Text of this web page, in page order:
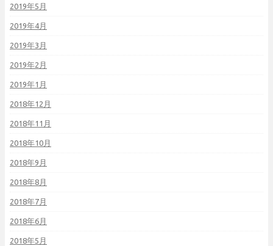
2019年5月
2019年4月
2019年3月
2019年2月
2019年1月
2018年12月
2018年11月
2018年10月
2018年9月
2018年8月
2018年7月
2018年6月
2018年5月